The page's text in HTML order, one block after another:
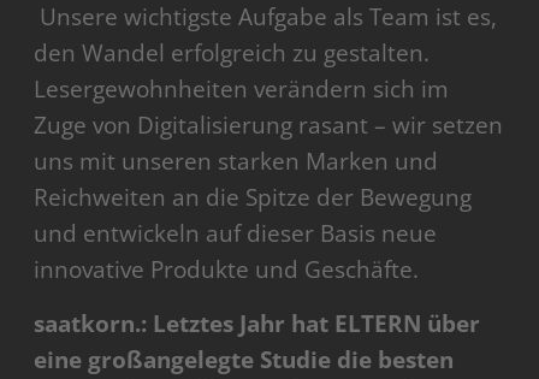
Unsere wichtigste Aufgabe als Team ist es,
den Wandel erfolgreich zu gestalten.
Lesergewohnheiten verändern sich im
Zuge von Digitalisierung rasant – wir setzen
uns mit unseren starken Marken und
Reichweiten an die Spitze der Bewegung
und entwickeln auf dieser Basis neue
innovative Produkte und Geschäfte.
saatkorn.: Letztes Jahr hat ELTERN über
eine großangelegte Studie die besten